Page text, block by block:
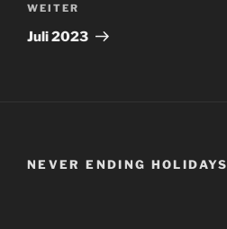
Nächster
Beitrag
WEITER
Juli 2023
NEVER ENDING HOLIDAYS